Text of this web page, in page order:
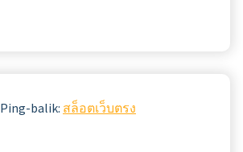
Ping-balik: สล็อตเว็บตรง